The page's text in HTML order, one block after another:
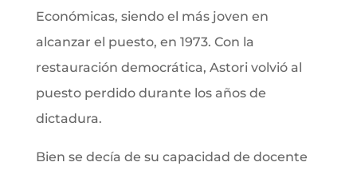
Económicas, siendo el más joven en
alcanzar el puesto, en 1973. Con la
restauración democrática, Astori volvió al
puesto perdido durante los años de
dictadura.
Bien se decía de su capacidad de docente